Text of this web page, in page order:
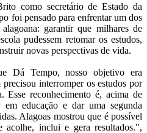
como secretário de Estado da
foi pensado para enfrentar um dos
garantir que milhares de
pudessem retomar os estudos,
novas perspectivas de vida.
Dá Tempo, nosso objetivo era
interromper os estudos por
Esse reconhecimento é, acima de
educação e dar uma segunda
Alagoas mostrou que é possível
inclui e gera resultados.",